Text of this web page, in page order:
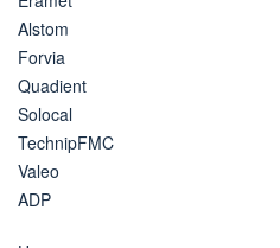
Alstom
Forvia
Quadient
Solocal
TechnipFMC
Valeo
ADP